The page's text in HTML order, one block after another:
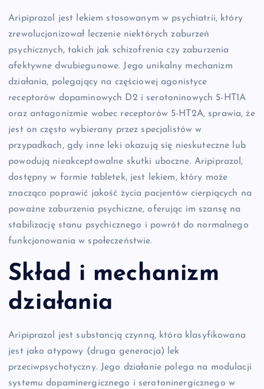
Aripiprazol jest lekiem stosowanym w psychiatrii, który
zrewolucjonizował leczenie niektórych zaburzeń
psychicznych, takich jak schizofrenia czy zaburzenia
afektywne dwubiegunowe. Jego unikalny mechanizm
działania, polegający na częściowej agonistyce
receptorów dopaminowych D2 i serotoninowych 5-HT1A
oraz antagonizmie wobec receptorów 5-HT2A, sprawia, że
jest on często wybierany przez specjalistów w
przypadkach, gdy inne leki okazują się nieskuteczne lub
powodują nieakceptowalne skutki uboczne. Aripiprazol,
dostępny w formie tabletek, jest lekiem, który może
znacząco poprawić jakość życia pacjentów cierpiących na
poważne zaburzenia psychiczne, oferując im szansę na
stabilizację stanu psychicznego i powrót do normalnego
funkcjonowania w społeczeństwie.
Skład i mechanizm
działania
Aripiprazol jest substancją czynną, która klasyfikowana
jest jako atypowy (druga generacja) lek
przeciwpsychotyczny. Jego działanie polega na modulacji
systemu dopaminergicznego i serotoninergicznego w